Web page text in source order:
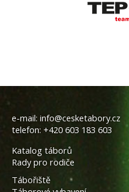
e-mail: info@cesketabory.cz
telefon: +420 603 183 603
Katalog táborů
Rady pro rodiče
Tábořiště